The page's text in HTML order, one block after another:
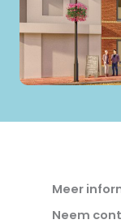
Meer
Neem